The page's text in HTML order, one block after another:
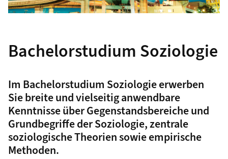
Bachelorstudium Soziologie
Im Bachelorstudium Soziologie erwerben
Sie breite und vielseitig anwendbare
Kenntnisse über Gegenstandsbereiche und
Grundbegriffe der Soziologie, zentrale
soziologische Theorien sowie empirische
Methoden.